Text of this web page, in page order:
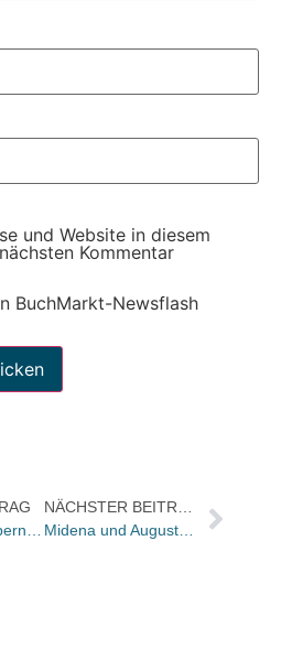
und Website in diesem
Kommentar
BuchMarkt-Newsflash